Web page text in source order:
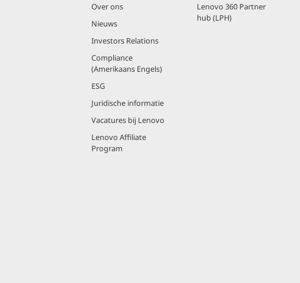
Over ons
Nieuws
Investors Relations
Compliance
(Amerikaans Engels)
ESG
Juridische informatie
Vacatures bij Lenovo
Lenovo Affiliate
Program
Lenovo 360 Partner
hub (LPH)